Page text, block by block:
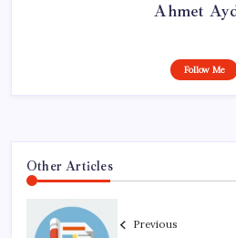
Ahmet
Follow Me
Other Articles
Previous